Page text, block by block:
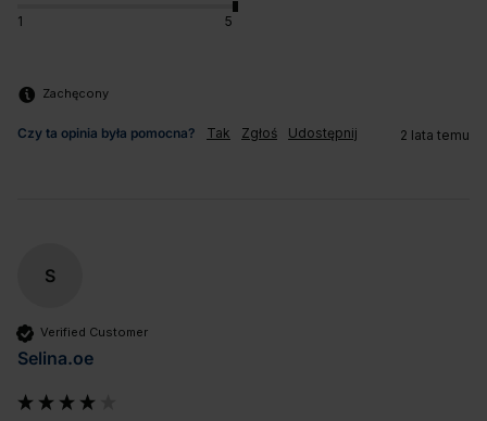
1 5
Zachęcony
Czy ta opinia była pomocna? Tak Zgłoś Udostępnij 2 lata temu
S
Verified Customer
Selina.oe